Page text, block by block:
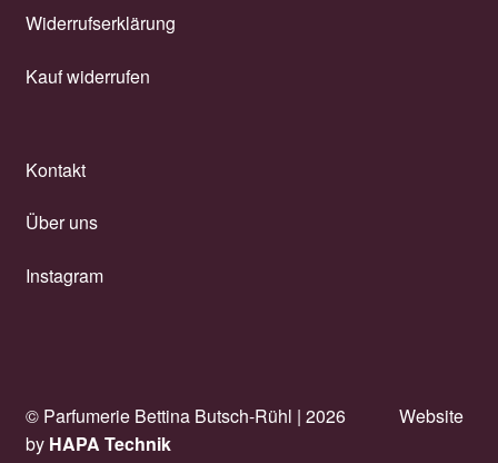
Widerrufserklärung
Kauf widerrufen
Kontakt
Über uns
Instagram
© Parfumerie Bettina Butsch-Rühl | 2026
Website
by HAPA Technik